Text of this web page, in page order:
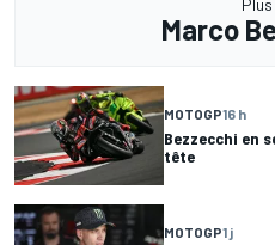
Marco
MOTOGP16 h
Bezzecchi en
tête
MOTOGP1 j